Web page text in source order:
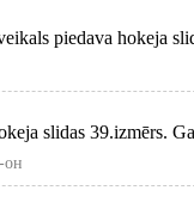
piedava hokeja
slidas 39.izmērs.
он